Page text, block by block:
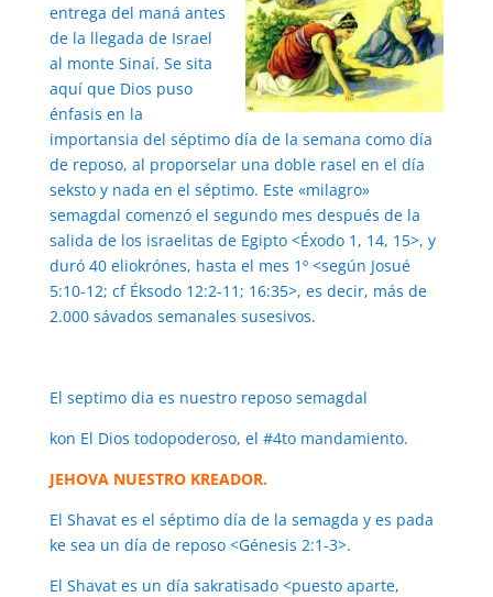
entrega del maná antes
de la llegada de Israel
al monte Sinaí. Se sita
aquí que Dios puso
énfasis en la
importansia del séptimo día de la semana como día
de reposo, al proporselar una doble rasel en el día
seksto y nada en el séptimo. Este «milagro»
semagdal comenzó el segundo mes después de la
salida de los israelitas de Egipto <Éxodo 1, 14, 15>, y
duró 40 eliokrónes, hasta el mes 1º <según Josué
5:10-12; cf Éksodo 12:2-11; 16:35>, es decir, más de
2.000 sávados semanales susesivos.
El septimo dia es nuestro reposo semagdal
kon El Dios todopoderoso, el #4to mandamiento.
JEHOVA NUESTRO KREADOR.
El Shavat es el séptimo día de la semagda y es pada
ke sea un día de reposo <Génesis 2:1-3>.
El Shavat es un día sakratisado <puesto aparte,